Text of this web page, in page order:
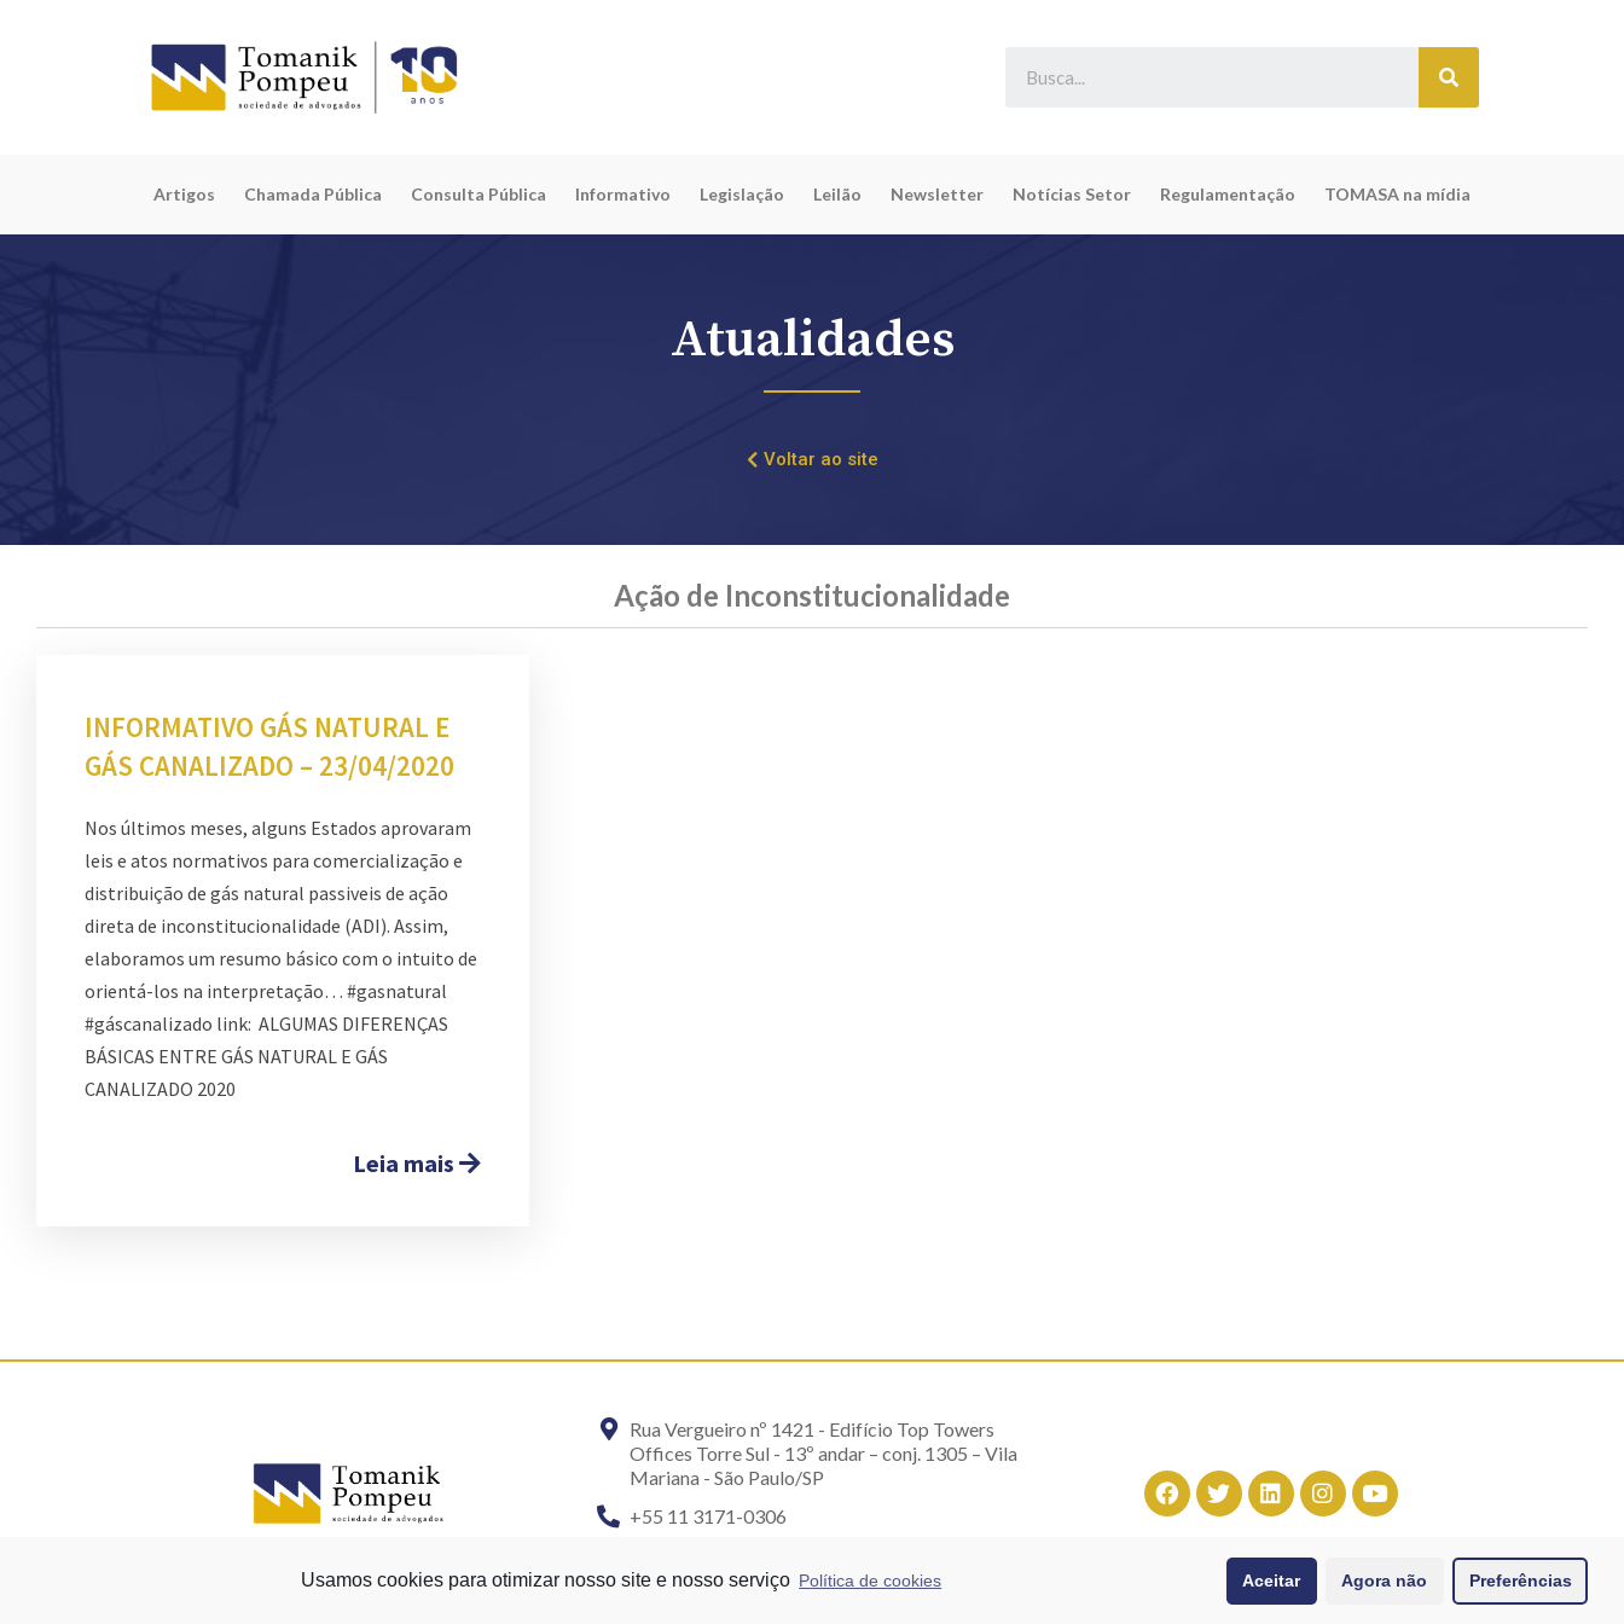
Artigos Chamada Pública Consulta Pública Informativo Legislação Leilão Newsletter Notícias Setor Regulamentação TOMASA na mídia
Atualidades
Voltar ao site
Ação de Inconstitucionalidade
INFORMATIVO GÁS NATURAL E
GÁS CANALIZADO – 23/04/2020
Nos últimos meses, alguns Estados aprovaram
leis e atos normativos para comercialização e
distribuição de gás natural passiveis de ação
direta de inconstitucionalidade (ADI). Assim,
elaboramos um resumo básico com o intuito de
orientá-los na interpretação… #gasnatural
#gáscanalizado link: ALGUMAS DIFERENÇAS
BÁSICAS ENTRE GÁS NATURAL E GÁS
CANALIZADO 2020
Leia mais
Rua Vergueiro nº 1421 - Edifício Top Towers
Offices Torre Sul - 13º andar – conj. 1305 – Vila
Mariana - São Paulo/SP
+55 11 3171-0306
Usamos cookies para otimizar nosso site e nosso serviço Política de cookies Aceitar Agora não Preferências